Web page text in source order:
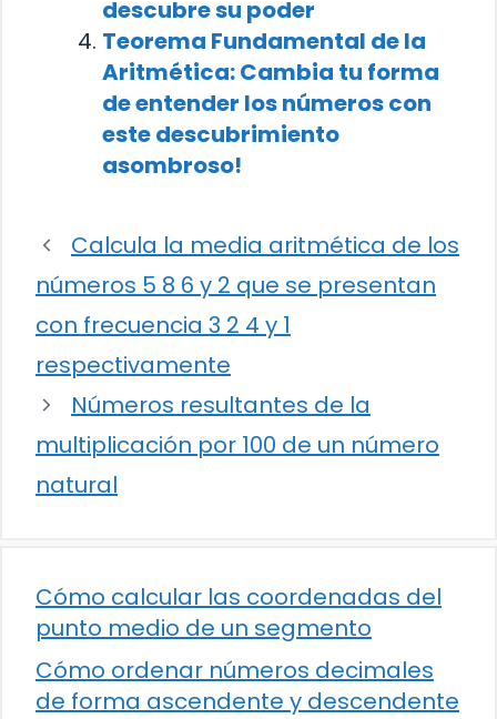
descubre su poder
Teorema Fundamental de la
Aritmética: Cambia tu forma
de entender los números con
este descubrimiento
asombroso!
Calcula la media aritmética de los
números 5 8 6 y 2 que se presentan
con frecuencia 3 2 4 y 1
respectivamente
Números resultantes de la
multiplicación por 100 de un número
natural
Cómo calcular las coordenadas del
punto medio de un segmento
Cómo ordenar números decimales
de forma ascendente y descendente